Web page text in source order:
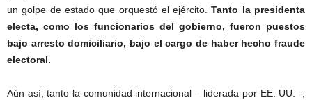
un golpe de estado que orquestó el ejército.Tanto la presidenta
electa, como los funcionarios del gobierno, fueron puestos
bajo arresto domiciliario, bajo el cargo de haber hecho fraude
electoral.
Aún así, tanto la comunidad internacional – liderada por EE. UU. -,